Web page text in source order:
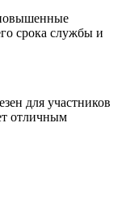
повышенные
срока службы и
для участников
отличным